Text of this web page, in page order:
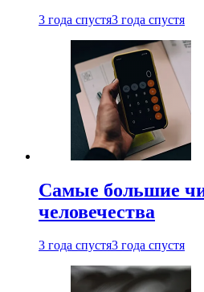
3 года спустя3 года спустя
Самые большие
человечества
3 года спустя3 года спустя